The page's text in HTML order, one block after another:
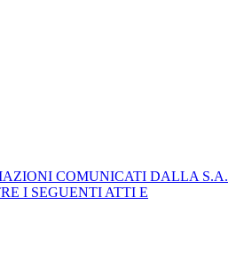
COMUNICATI DALLA S.A.
I SEGUENTI ATTI E